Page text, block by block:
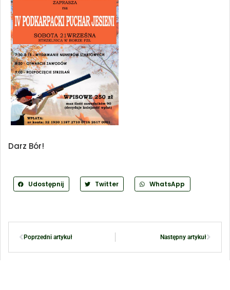
Darz Bór!
Udostępnij Twitter WhatsApp
Poprzedni artykuł Następny artykuł